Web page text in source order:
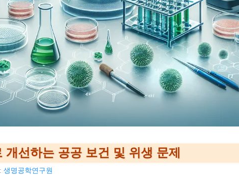
개선하는 공공 보건 및 위생 문제
생명공학연구원